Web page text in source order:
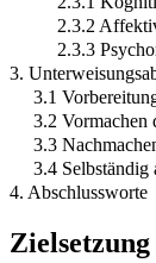
2.3.2
2.3.3
3.
3.1
3.2 Vormachen
3.3
3.4 Selbständig
4. Abschlussworte